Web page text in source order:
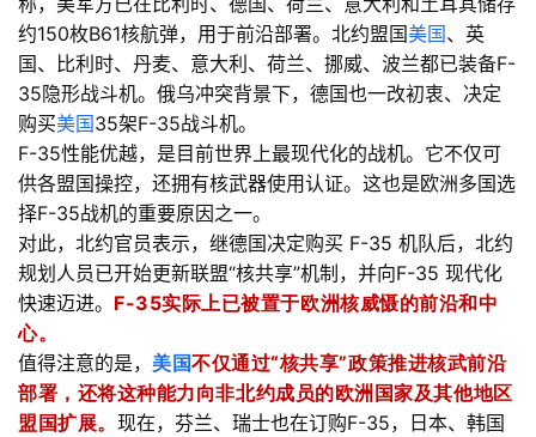
约150枚B61核航弹，用于前沿部署。北约盟国美国、英
国、比利时、丹麦、意大利、荷兰、挪威、波兰都已装备F-
35隐形战斗机。俄乌冲突背景下，德国也一改初衷、决定
购买美国35架F-35战斗机。
F-35性能优越，是目前世界上最现代化的战机。它不仅可
供各盟国操控，还拥有核武器使用认证。这也是欧洲多国选
择F-35战机的重要原因之一。
对此，北约官员表示，继德国决定购买 F-35 机队后，北约
规划人员已开始更新联盟“核共享”机制，并向F-35 现代化
快速迈进。 F-35实际上已被置于欧洲核威慑的前沿和中
心。
值得注意的是， 美国不仅通过“核共享”政策推进核武前沿
部署，还将这种能力向非北约成员的欧洲国家及其他地区
盟国扩展。 现在，芬兰、瑞士也在订购F-35，日本、韩国